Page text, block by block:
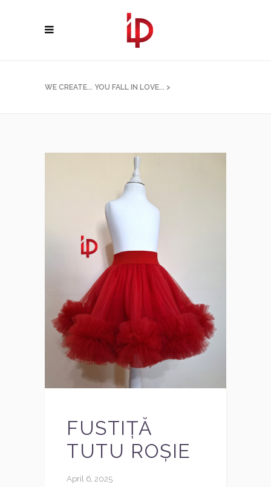
WE CREATE... YOU FALL IN LOVE... >
FUSTIȚĂ
TUTU ROȘIE
April 6, 2025